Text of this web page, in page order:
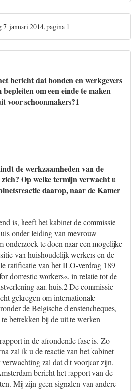
7 januari 2014, pagina 1
bericht dat bonden en werkgevers
bepleiten om een einde te maken
voor schoonmakers?1
de werkzaamheden van de
zich? Op welke termijn verwacht u
daarop, naar de Kamer
is, heeft het kabinet de commissie
onder leiding van mevrouw
onderzoek te doen naar een mogelijke
van huishoudelijk werkers en de
ratificatie van het ILO-verdrag 189
domestic workers«, in relatie tot de
aan huis.2 De commissie
gekregen om internationale
de Belgische dienstencheques,
betrekken bij de uit te werken
in de afrondende fase is. Zo
zal ik u de reactie van het kabinet
zal dat dit voorjaar zijn.
bericht het rapport van de
Mij zijn geen signalen van andere